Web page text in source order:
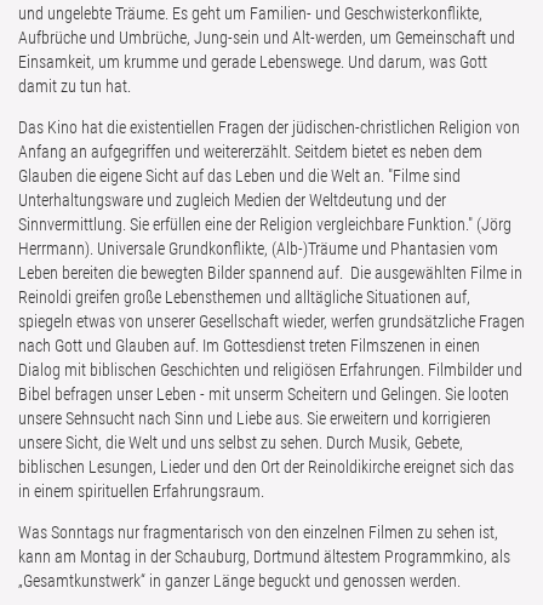
und ungelebte Träume. Es geht um Familien- und Geschwisterkonflikte,
Aufbrüche und Umbrüche, Jung-sein und Alt-werden, um Gemeinschaft und
Einsamkeit, um krumme und gerade Lebenswege. Und darum, was Gott
damit zu tun hat.
Das Kino hat die existentiellen Fragen der jüdischen-christlichen Religion von
Anfang an aufgegriffen und weitererzählt. Seitdem bietet es neben dem
Glauben die eigene Sicht auf das Leben und die Welt an. "Filme sind
Unterhaltungsware und zugleich Medien der Weltdeutung und der
Sinnvermittlung. Sie erfüllen eine der Religion vergleichbare Funktion." (Jörg
Herrmann). Universale Grundkonflikte, (Alb-)Träume und Phantasien vom
Leben bereiten die bewegten Bilder spannend auf. Die ausgewählten Filme in
Reinoldi greifen große Lebensthemen und alltägliche Situationen auf,
spiegeln etwas von unserer Gesellschaft wieder, werfen grundsätzliche Fragen
nach Gott und Glauben auf. Im Gottesdienst treten Filmszenen in einen
Dialog mit biblischen Geschichten und religiösen Erfahrungen. Filmbilder und
Bibel befragen unser Leben - mit unserm Scheitern und Gelingen. Sie looten
unsere Sehnsucht nach Sinn und Liebe aus. Sie erweitern und korrigieren
unsere Sicht, die Welt und uns selbst zu sehen. Durch Musik, Gebete,
biblischen Lesungen, Lieder und den Ort der Reinoldikirche ereignet sich das
in einem spirituellen Erfahrungsraum.
Was Sonntags nur fragmentarisch von den einzelnen Filmen zu sehen ist,
kann am Montag in der Schauburg, Dortmund ältestem Programmkino, als
„Gesamtkunstwerk“ in ganzer Länge beguckt und genossen werden.